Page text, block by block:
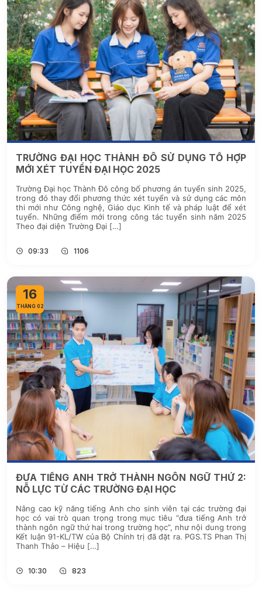
TRƯỜNG ĐẠI HỌC THÀNH ĐÔ SỬ DỤNG TỔ HỢP
MỚI XÉT TUYỂN ĐẠI HỌC 2025
Trường Đại học Thành Đô công bố phương án tuyển sinh 2025,
trong đó thay đổi phương thức xét tuyển và sử dụng các môn
thi mới như Công nghệ, Giáo dục Kinh tế và pháp luật để xét
tuyển. Những điểm mới trong công tác tuyển sinh năm 2025
Theo đại diện Trường Đại […]
09:33 1106
16
THÁNG 02
ĐƯA TIẾNG ANH TRỞ THÀNH NGÔN NGỮ THỨ 2:
NỖ LỰC TỪ CÁC TRƯỜNG ĐẠI HỌC
Nâng cao kỹ năng tiếng Anh cho sinh viên tại các trường đại
học có vai trò quan trọng trong mục tiêu “đưa tiếng Anh trở
thành ngôn ngữ thứ hai trong trường học”, như nội dung trong
Kết luận 91-KL/TW của Bộ Chính trị đã đặt ra. PGS.TS Phan Thị
Thanh Thảo – Hiệu […]
10:30 823